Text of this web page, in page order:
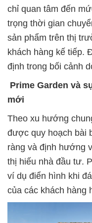
chỉ quan tâm đến
trọng thời gian
sản phẩm trên thị
khách hàng kế tiếp.
định trong bối cảnh
Prime Garden và
mới
Theo xu hướng
được quy hoạch bài
ràng và định hướng
thị hiếu nhà đầu tư.
ví dụ điển hình khi
của các khách hàng